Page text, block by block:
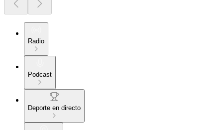
Radio
Podcast
Deporte en directo